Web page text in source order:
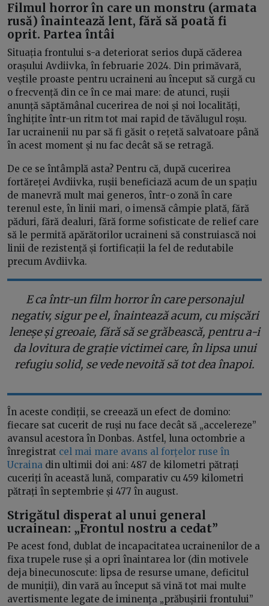
Filmul horror în care un monstru (armata
rusă) înaintează lent, fără să poată fi
oprit. Partea întâi
Situația frontului s-a deteriorat serios după căderea
orașului Avdiivka, în februarie 2024. Din primăvară,
veștile proaste pentru ucraineni au început să curgă cu
o frecvență din ce în ce mai mare: de atunci, rușii
anunță săptămânal cucerirea de noi și noi localități,
înghițite într-un ritm tot mai rapid de tăvălugul roșu.
Iar ucrainenii nu par să fi găsit o rețetă salvatoare până
în acest moment și nu fac decât să se retragă.
De ce se întâmplă asta? Pentru că, după cucerirea
fortăreței Avdiivka, rușii beneficiază acum de un spațiu
de manevră mult mai generos, într-o zonă în care
terenul este, în linii mari, o imensă câmpie plată, fără
păduri, fără dealuri, fără forme sofisticate de relief care
să le permită apărătorilor ucraineni să construiască noi
linii de rezistență și fortificații la fel de redutabile
precum Avdiivka.
E ca într-un film horror în care personajul
negativ, sigur pe el, înaintează acum, cu mișcări
leneșe și greoaie, fără să se grăbească, pentru a-i
da lovitura de grație victimei care, în lipsa unui
refugiu solid, se vede nevoită să tot dea înapoi.
În aceste condiții, se creează un efect de domino:
fiecare sat cucerit de ruși nu face decât să „accelereze”
avansul acestora în Donbas. Astfel, luna octombrie a
înregistrat cel mai mare avans al forțelor ruse în
Ucraina din ultimii doi ani: 487 de kilometri pătrați
cuceriți în această lună, comparativ cu 459 kilometri
pătrați în septembrie și 477 în august.
Strigătul disperat al unui general
ucrainean: „Frontul nostru a cedat”
Pe acest fond, dublat de incapacitatea ucrainenilor de a
fixa trupele ruse și a opri înaintarea lor (din motivele
deja binecunoscute: lipsa de resurse umane, deficitul
de muniții), din vară au început să vină tot mai multe
avertismente legate de iminența „prăbușirii frontului”